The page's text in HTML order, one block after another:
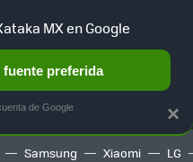
AUTO TERRITORIO
Samsung Xiaomi LG
×
MX en Google
preferida
de Google